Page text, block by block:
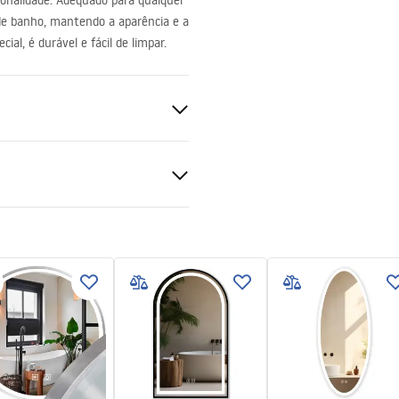
banho, mantendo a aparência e a
é durável e fácil de limpar.
_5.pdf